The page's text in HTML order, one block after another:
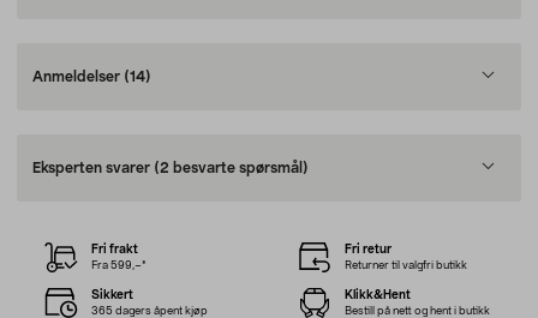
Anmeldelser (14)
Eksperten svarer (2 besvarte spørsmål)
Fri frakt
Fra 599,–*
Fri retur
Returner til valgfri butikk
Sikkert
365 dagers åpent kjøp
Klikk&Hent
Bestill på nett og hent i butikk